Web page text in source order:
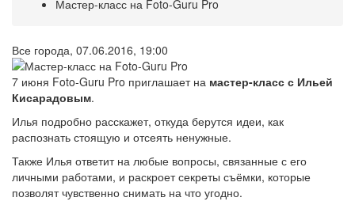
Мастер-класс на Foto-Guru Pro
Все города, 07.06.2016, 19:00
7 июня Foto-Guru Pro приглашает на мастер-класс с Ильей
Кисарадовым.
Илья подробно расскажет, откуда берутся идеи, как
распознать стоящую и отсеять ненужные.
Также Илья ответит на любые вопросы, связанные с его
личными работами, и раскроет секреты съёмки, которые
позволят чувственно снимать на что угодно.